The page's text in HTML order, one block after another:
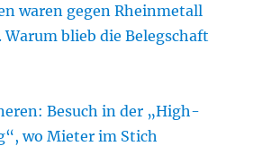
waren gegen Rheinmetall
Warum blieb die Belegschaft
Besuch in der „High-
wo Mieter im Stich